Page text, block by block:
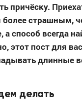
причёску.
более страшным,
а способ всегда
этот пост для
длинные
делать